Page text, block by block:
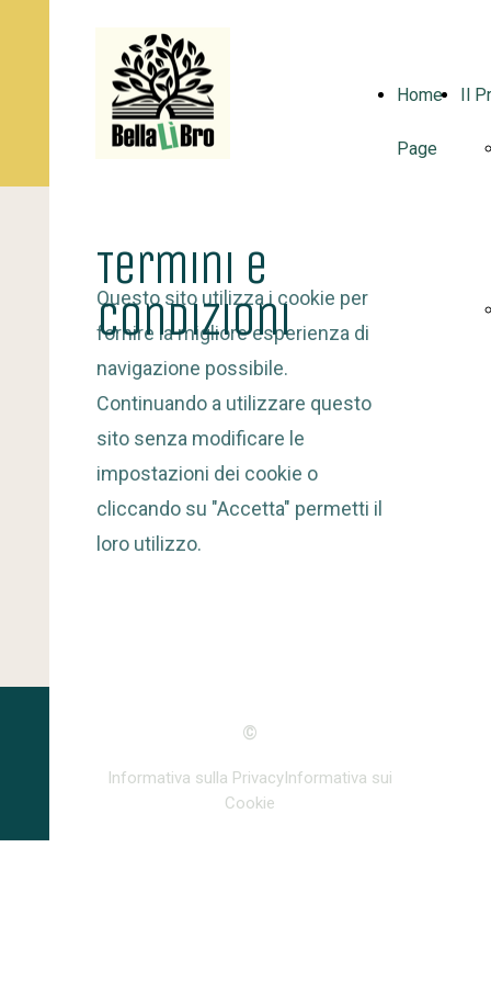
©
Home
Page
Il
Informativa sulla PrivacyInformativa sui
Cookie
Termini e
Condizioni
Questo sito utilizza i cookie per
fornire la migliore esperienza di
navigazione possibile.
Continuando a utilizzare questo
sito senza modificare le
impostazioni dei cookie o
cliccando su "Accetta" permetti il
loro utilizzo.